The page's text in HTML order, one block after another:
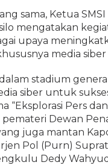
sama, Ketua
mengatakan
upaya
media
stadium
siber untuk
“Eksplorasi Pers
pemateri Dewan
juga mantan
Pol (Purn)
Dedy